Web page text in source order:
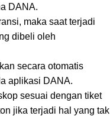
DANA.
maka saat terjadi
dibeli oleh
secara otomatis
aplikasi DANA.
sesuai dengan tiket
jika terjadi hal yang tak